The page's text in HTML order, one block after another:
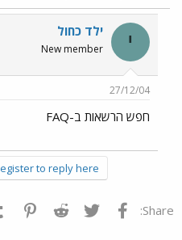
י ילד כחול
New member
27/12/04
חפש הרשאות ב-FAQ
to reply here.
Share: פייסבוק Twitter
Reddit